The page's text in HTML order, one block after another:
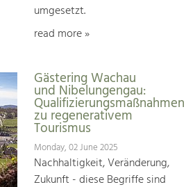
umgesetzt.
read more »
Gästering Wachau
und Nibelungengau:
Qualifizierungsmaßnahmen
zu regenerativem
Tourismus
Monday, 02 June 2025
Nachhaltigkeit, Veränderung,
Zukunft - diese Begriffe sind